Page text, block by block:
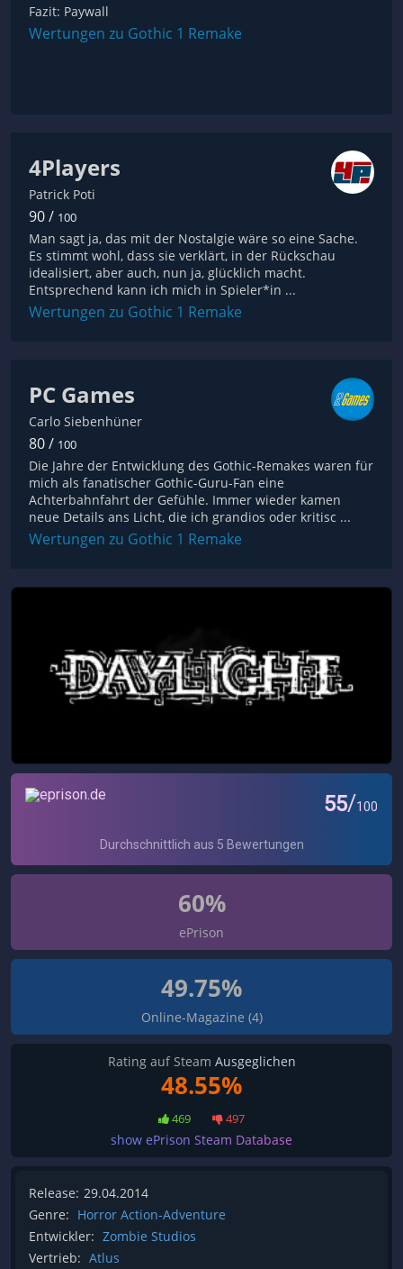
Fazit: Paywall
Wertungen zu Gothic 1 Remake
4Players
Patrick Poti
90 / 100
Man sagt ja, das mit der Nostalgie wäre so eine Sache.
Es stimmt wohl, dass sie verklärt, in der Rückschau
idealisiert, aber auch, nun ja, glücklich macht.
Entsprechend kann ich mich in Spieler*in ...
Wertungen zu Gothic 1 Remake
PC Games
Carlo Siebenhüner
80 / 100
Die Jahre der Entwicklung des Gothic-Remakes waren für
mich als fanatischer Gothic-Guru-Fan eine
Achterbahnfahrt der Gefühle. Immer wieder kamen
neue Details ans Licht, die ich grandios oder kritisc ...
Wertungen zu Gothic 1 Remake
60%
ePrison
49.75%
Online-Magazine (4)
Rating auf Steam Ausgeglichen
48.55%
469 497
show ePrison Steam Database
Release: 29.04.2014
Genre: Horror Action-Adventure
Entwickler: Zombie Studios
Vertrieb: Atlus